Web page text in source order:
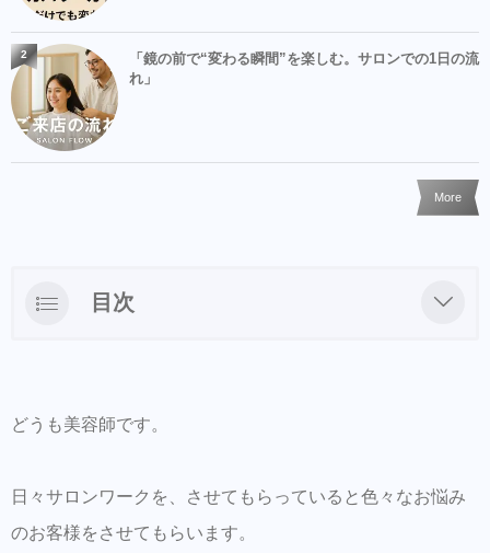
「鏡の前で“変わる瞬間”を楽しむ。サロンでの1日の流
れ」
2
More
目次
ファッションカラーも白髪染めもできる
NODIAカラーで白髪染めをしてみる
LINEからのご予約・ご相談・商品購入を受け
どうも美容師です。
日々サロンワークを、させてもらっていると色々なお悩み
のお客様をさせてもらいます。